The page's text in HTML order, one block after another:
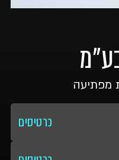
מפתיעה
כרטיסים